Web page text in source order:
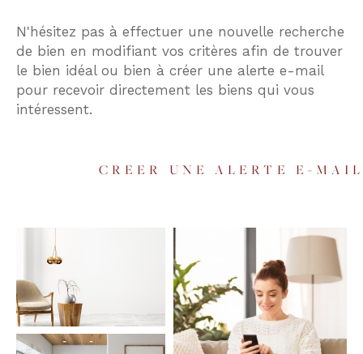
N'hésitez pas à effectuer une nouvelle recherche
de bien en modifiant vos critères afin de trouver
le bien idéal ou bien à créer une alerte e-mail
pour recevoir directement les biens qui vous
intéressent.
CREER UNE ALERTE E-
Budget
Budget
Surface
Surface
AFFINER LES CRITÈRES
TERRASSE PARKING PISCINE
FILTRER PAR